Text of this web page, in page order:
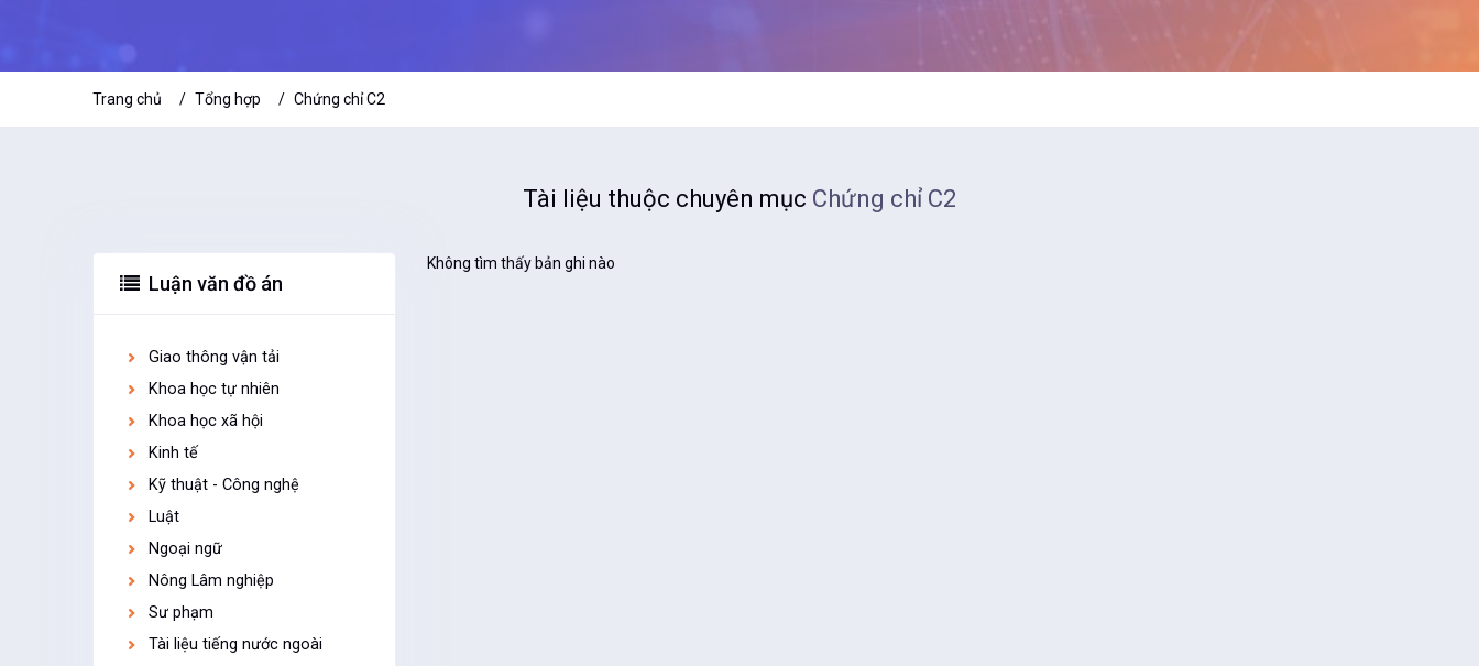
Trang chủ Tổng hợp Chứng chỉ C2
Tài liệu thuộc chuyên mục Chứng chỉ C2
Luận văn đồ án
Giao thông vận tải
Khoa học tự nhiên
Khoa học xã hội
Kinh tế
Kỹ thuật - Công nghệ
Luật
Ngoại ngữ
Nông Lâm nghiệp
Sư phạm
Tài liệu tiếng nước ngoài
Không tìm thấy bản ghi nào